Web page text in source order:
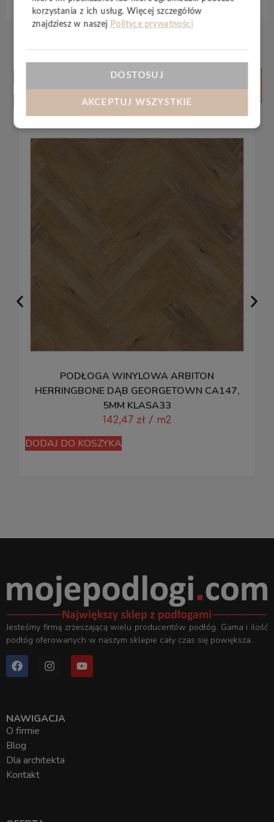
Produkty
powiązane WSZYSTKIE
PODŁOGA WINYLOWA ARBITON
HERRINGBONE DĄB GEORGETOWN CA147,
5MM KLASA33
142,47 zł / m2
DODAJ DO KOSZYKA
Jesteśmy firmą zrzeszającą wielu producentów podłóg. Gama i ilość
podłóg oferowanych w naszym sklepie cały czas się powiększa.
NAWIGACJA
O firmie
Blog
Dla architekta
Kontakt
korzystania z ich usług. Więcej szczegółów
znajdziesz w naszej Polityce prywatności
DOSTOSUJ
AKCEPTUJ WSZYSTKIE